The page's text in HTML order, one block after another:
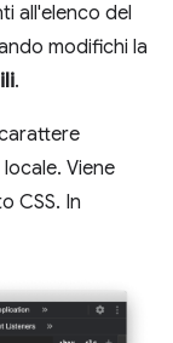
all'elenco del
modifichi la
.
Viene
CSS. In